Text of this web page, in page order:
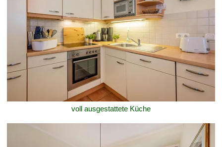
voll ausgestattete Küche